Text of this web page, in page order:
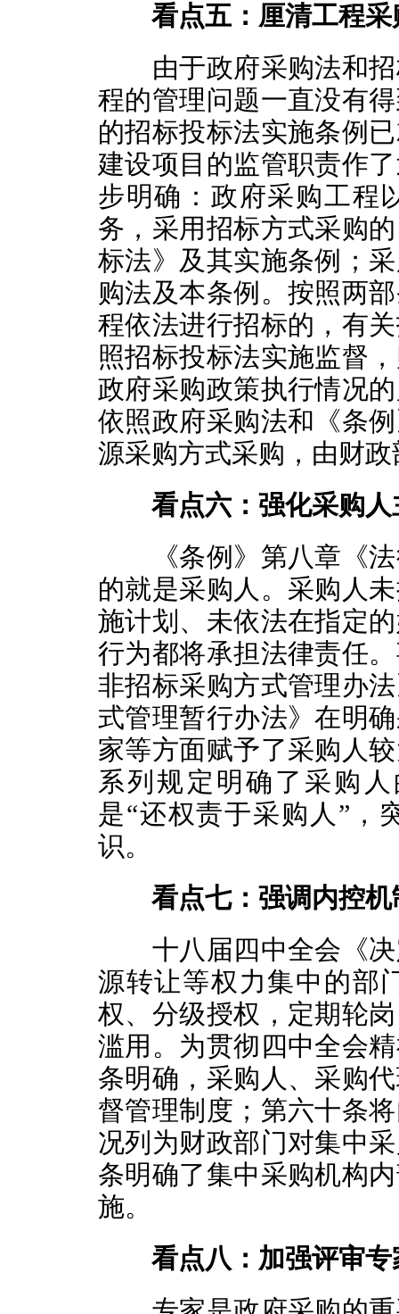
看点五：厘清工程
由于政府采购法和招
程的管理问题一直没有
的招标投标法实施条例
建设项目的监管职责作
步明确：政府采购工程
务，采用招标方式采购
标法》及其实施条例；
购法及本条例。按照两
程依法进行招标的，有
照招标投标法实施监督
政府采购政策执行情况
依照政府采购法和《条
源采购方式采购，由财
看点六：强化采购
《条例》第八章《法
的就是采购人。采购人
施计划、未依法在指定
行为都将承担法律责任
非招标采购方式管理办
式管理暂行办法》在明
家等方面赋予了采购人
系列规定明确了采购
是“还权责于采购人”，
识。
看点七：强调内控
十八届四中全会《决
源转让等权力集中的部
权、分级授权，定期轮
滥用。为贯彻四中全会
条明确，采购人、采购
督管理制度；第六十条
况列为财政部门对集中
条明确了集中采购机构
施。
看点八：加强评审